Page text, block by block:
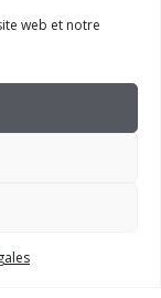
web et notre